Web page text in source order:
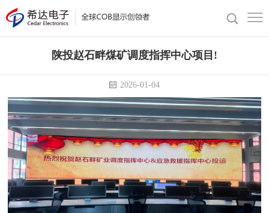
陕投赵石畔煤矿调度指挥中心项目!
2026-01-04